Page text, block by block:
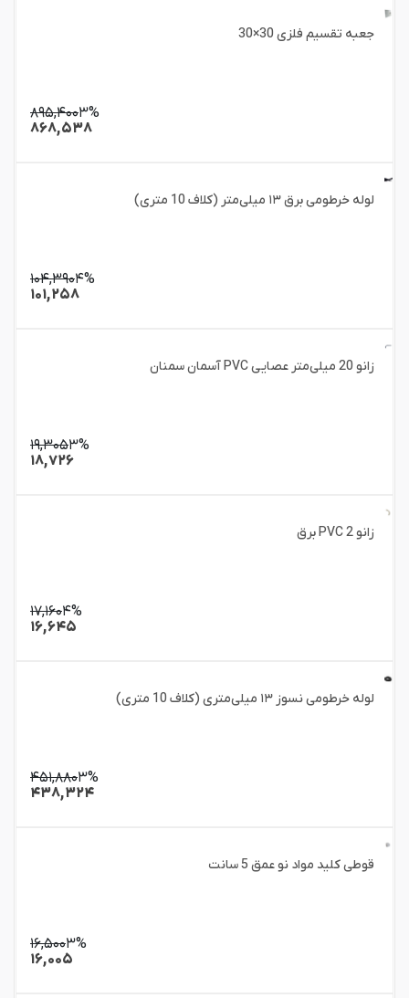
جعبه تقسیم فلزی 30×30
۸۹۵,۴۰۰۳%
۸۶۸,۵۳۸
لوله خرطومی برق ۱۳ میلی‌متر (کلاف 10 متری)
۱۰۴,۳۹۰۴%
۱۰۱,۲۵۸
زانو 20 میلی‌متر عصایی PVC آسمان سمنان
۱۹,۳۰۵۳%
۱۸,۷۲۶
زانو 2 PVC برق
۱۷,۱۶۰۴%
۱۶,۶۴۵
لوله خرطومی نسوز ۱۳ میلی‌متری (کلاف 10 متری)
۴۵۱,۸۸۰۳%
۴۳۸,۳۲۴
قوطی کلید مواد نو عمق 5 سانت
۱۶,۵۰۰۳%
۱۶,۰۰۵